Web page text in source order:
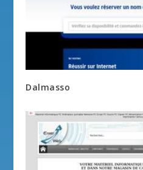
Dalmasso